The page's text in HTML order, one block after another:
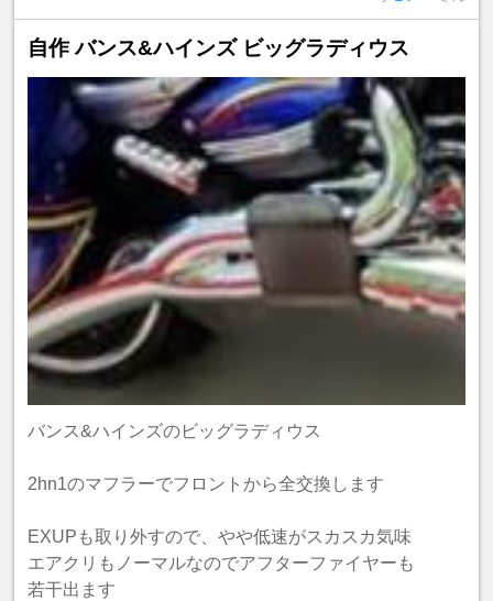
自作 バンス&ハインズ ビッグラディウス
バンス&ハインズのビッグラディウス
2hn1のマフラーでフロントから全交換します
EXUPも取り外すので、やや低速がスカスカ気味
エアクリもノーマルなのでアフターファイヤーも
若干出ます